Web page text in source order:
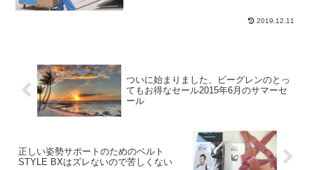
2019.12.11
ついに始まりました、ビーグレンのとっ
てもお得なセール2015年6月のサマーセ
ール
正しい姿勢サポートのためのベルト
STYLE BXはズレないので苦しくない